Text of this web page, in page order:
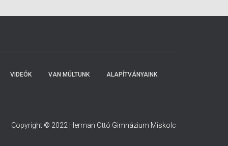
VIDEÓK VAN MÚLTUNK ALAPÍTVÁNYAINK
Copyright © 2022 Herman Ottó Gimnázium Miskolc